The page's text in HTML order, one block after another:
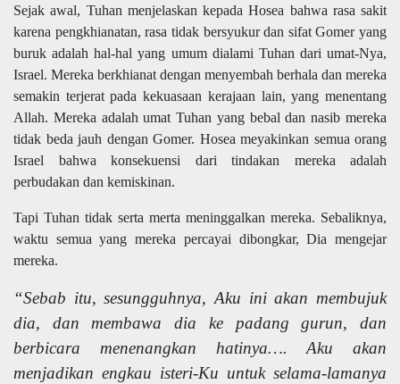
Sejak awal, Tuhan menjelaskan kepada Hosea bahwa rasa sakit
karena pengkhianatan, rasa tidak bersyukur dan sifat Gomer yang
buruk adalah hal-hal yang umum dialami Tuhan dari umat-Nya,
Israel. Mereka berkhianat dengan menyembah berhala dan mereka
semakin terjerat pada kekuasaan kerajaan lain, yang menentang
Allah. Mereka adalah umat Tuhan yang bebal dan nasib mereka
tidak beda jauh dengan Gomer. Hosea meyakinkan semua orang
Israel bahwa konsekuensi dari tindakan mereka adalah
perbudakan dan kemiskinan.
Tapi Tuhan tidak serta merta meninggalkan mereka. Sebaliknya,
waktu semua yang mereka percayai dibongkar, Dia mengejar
mereka.
“Sebab itu, sesungguhnya, Aku ini akan membujuk
dia, dan membawa dia ke padang gurun, dan
berbicara menenangkan hatinya…. Aku akan
menjadikan engkau isteri-Ku untuk selama-lamanya